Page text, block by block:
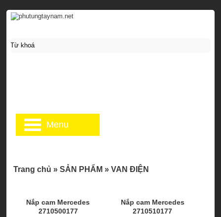
Nắp cam Mercedes
2710500177
Nắp cam Mercedes
2710510177
Trang chủ » SẢN PHẨM » VAN ĐIỆN
Menu